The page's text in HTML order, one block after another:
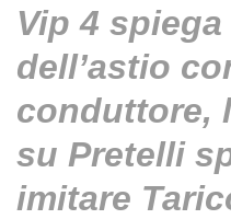
Vip 4
dell’astio
conduttore,
su Pretelli
imitare